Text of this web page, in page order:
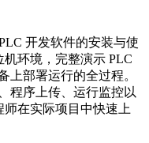
开发软件的安装与使
机环境，完整演示 PLC
上部署运行的全过程。
程序上传、运行监控以
在实际项目中快速上